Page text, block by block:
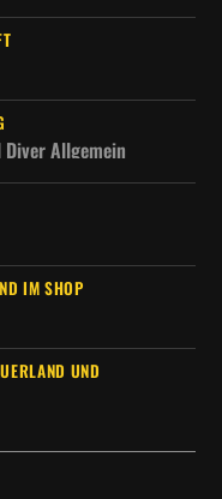
Allgemein
IM SHOP
UND